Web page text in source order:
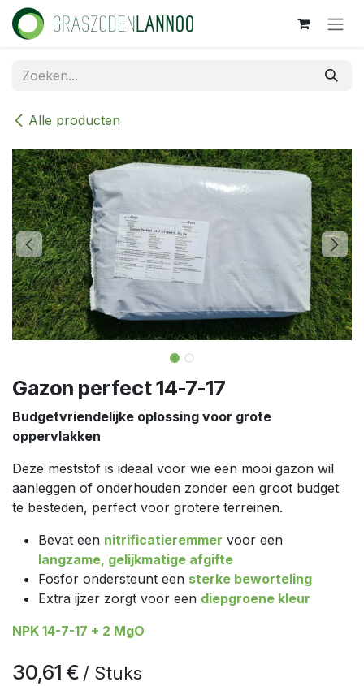
Overslaan naar inhoud
Alle producten
Gazon perfect 14-7-17
Budgetvriendelijke oplossing voor grote
oppervlakken
Deze meststof is ideaal voor wie een mooi gazon wil
aanleggen of onderhouden zonder een groot budget
te besteden, perfect voor grotere terreinen.
Bevat een nitrificatieremmer voor een
langzame, gelijkmatige afgifte
Fosfor ondersteunt een sterke beworteling
Extra ijzer zorgt voor een diepgroene kleur
NPK 14-7-17 + 2 MgO
30,61 € / Stuks